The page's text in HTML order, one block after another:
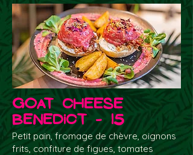
Goat Cheese
Benedict - 15
Petit pain, fromage de chèvre, oignons
frits, confiture de figues, tomates